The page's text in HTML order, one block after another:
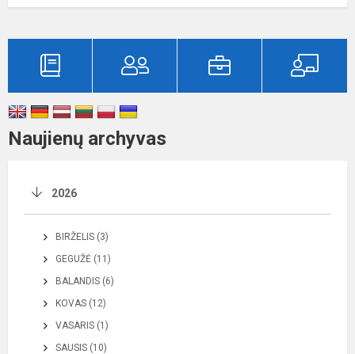
Naujienų archyvas
2026
BIRŽELIS (3)
GEGUŽĖ (11)
BALANDIS (6)
KOVAS (12)
VASARIS (1)
SAUSIS (10)